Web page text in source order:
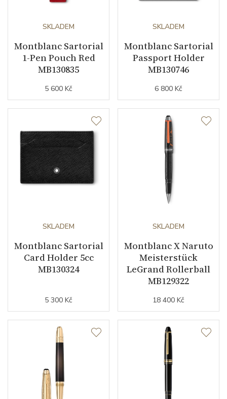
SKLADEM
Montblanc Sartorial
1-Pen Pouch Red
MB130835
5 600 Kč
SKLADEM
Montblanc Sartorial
Passport Holder
MB130746
6 800 Kč
SKLADEM
Montblanc Sartorial
Card Holder 5cc
MB130324
5 300 Kč
SKLADEM
Montblanc X Naruto
Meisterstück
LeGrand Rollerball
MB129322
18 400 Kč